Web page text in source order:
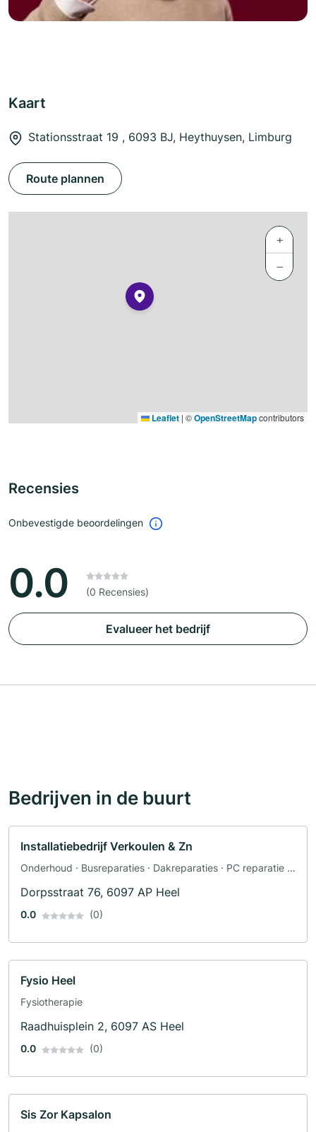
Kaart
Stationsstraat 19 , 6093 BJ, Heythuysen, Limburg
Route plannen
+
−
Leaflet | ©OpenStreetMapcontributors
Recensies
Onbevestigde beoordelingen
0.0 (0 Recensies)
Evalueer het bedrijf
Bedrijven in de buurt
Installatiebedrijf Verkoulen & Zn
Onderhoud · Busreparaties · Dakreparaties · PC reparatie ·
Warmtepompen · Verwarmingstechniek · Gasketel ·
Olieverwarming
Dorpsstraat 76, 6097 AP Heel
0.0 (0)
Fysio Heel
Fysiotherapie
Raadhuisplein 2, 6097 AS Heel
0.0 (0)
Sis Zor Kapsalon